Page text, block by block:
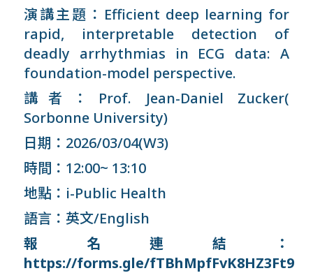
演講主題：Efficient deep learning for
rapid, interpretable detection of
deadly arrhythmias in ECG data: A
foundation-model perspective.
講者：Prof. Jean-Daniel Zucker(
Sorbonne University)
日期：2026/03/04(W3)
時間：12:00~ 13:10
地點：i-Public Health
語言：英文/English
報名連結：
https://forms.gle/fTBhMpfFvK8HZ3Ft9